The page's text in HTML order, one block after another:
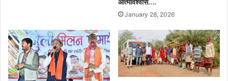
आत्मविश्वास….
January 28, 2026